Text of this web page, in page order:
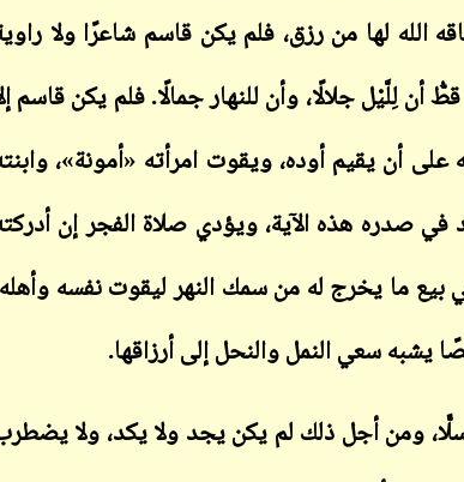
الله لها من رزق، فلم يكن قاسم شاعرًا ولا
أن لِلَّيْل جلالًا، وأن للنهار جمالًا. فلم يكن قاسم
أن يقيم أوده، ويقوت امرأته «أمونة»،
صدره هذه الآية، ويؤدي صلاة الفجر إن
بيع ما يخرج له من سمك النهر ليقوت نفسه
يشبه سعي النمل والنحل إلى أرزاقها.
ومن أجل ذلك لم يكن يجد ولا يكد، ولا
20 يناير 2024
ابن أبي صادق
ابن أبي صادق